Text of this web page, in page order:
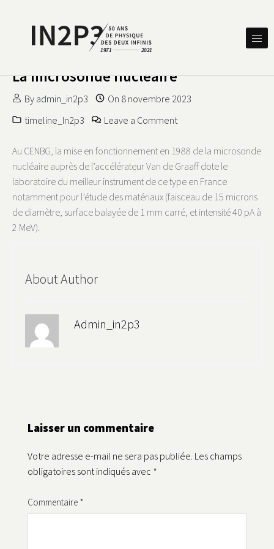
IN2P3 50 ANS DE PHYSIQUE
La microsonde nucléaire
By admin_in2p3 On 8 novembre 2023
timeline_In2p3
Leave a Commenton La microsonde
Au CENBG, la mise en fonctionnement en 1988 de la microsonde
nucléaire auprès de l’accélérateur Van de Graaff dote le
laboratoire du meilleur instrument de ce type en France
notamment pour l’étude des matériaux (faisceau de 15 microns
de diamètre, surface balayée de 1 mm carré, et intensité 40 pA à
2 MeV).
About Author
Admin_in2p3
Laisser un commentaire
Votre adresse e-mail ne sera pas publiée. Les champs
obligatoires sont indiqués avec *
Commentaire *